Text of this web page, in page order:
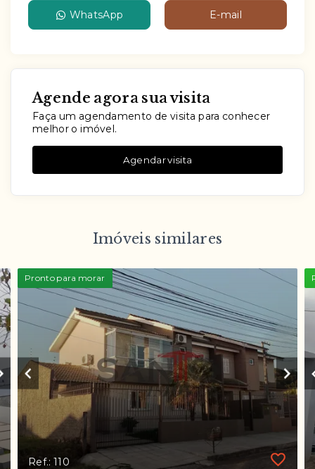
WhatsApp E-mail
Agende agora sua visita
Faça um agendamento de visita para conhecer
melhor o imóvel.
Agendar visita
Imóveis similares
Pronto para morar
Ref.: 110